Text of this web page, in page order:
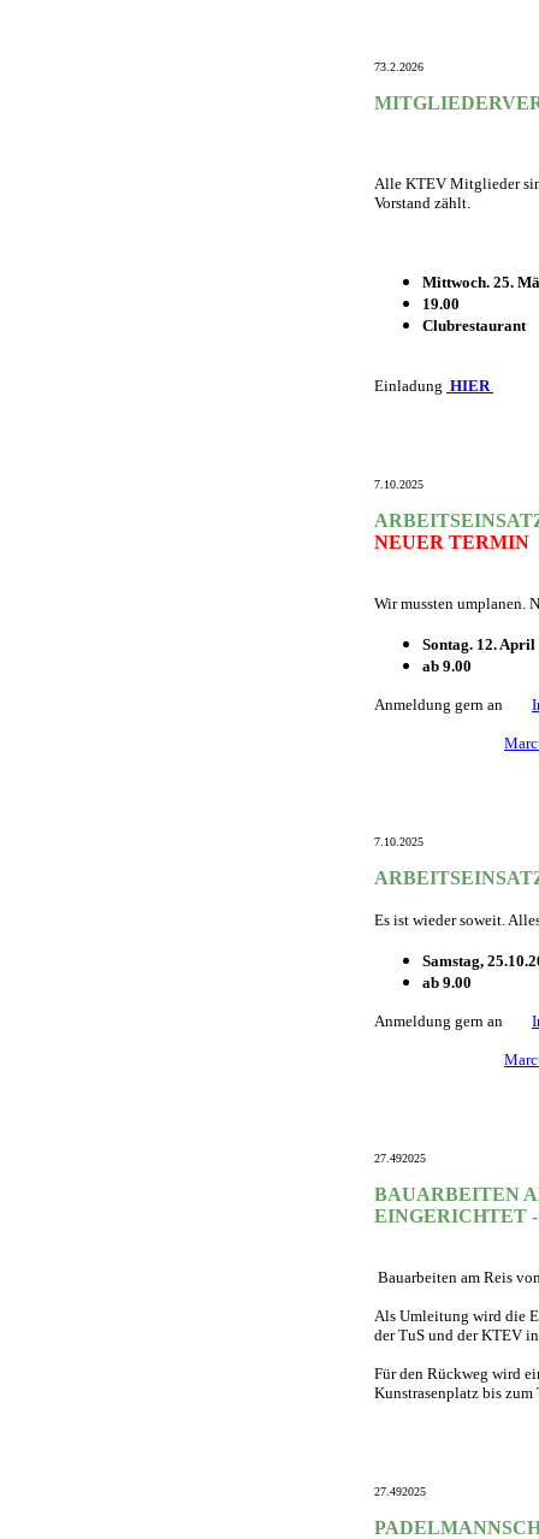
73.2.2026
Alle KTEV Mitglieder
Vorstand zählt.
Mittwoch. 25.
19.00
Clubrestaurant
Einladung HIER
7.10.2025
NEUER TERMIN
Wir mussten umplanen.
Sontag. 12. April
ab 9.00
Anmeldung gern an
7.10.2025
Es ist wieder soweit.
Samstag,
ab 9.00
Anmeldung gern an
27.492025
BAUARBEITEN
EINGERICHTET
Bauarbeiten am Reis
Als Umleitung wird die
der TuS und der KTEV
Für den Rückweg wird
Kunstrasenplatz bis
27.492025